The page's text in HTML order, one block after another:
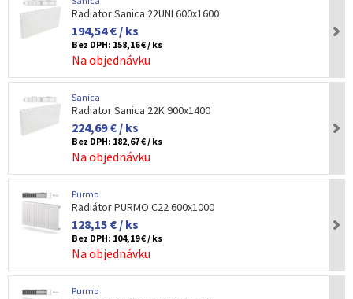
Radiator Sanica 22UNI 600x1600
194,54 € / ks
Bez DPH: 158,16 € / ks
Na objednávku
Sanica
Radiator Sanica 22K 900x1400
224,69 € / ks
Bez DPH: 182,67 € / ks
Na objednávku
Purmo
Radiátor PURMO C22 600x1000
128,15 € / ks
Bez DPH: 104,19 € / ks
Na objednávku
Purmo